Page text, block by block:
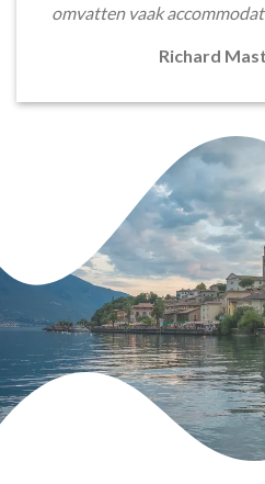
omvatten vaak
Richard Mast